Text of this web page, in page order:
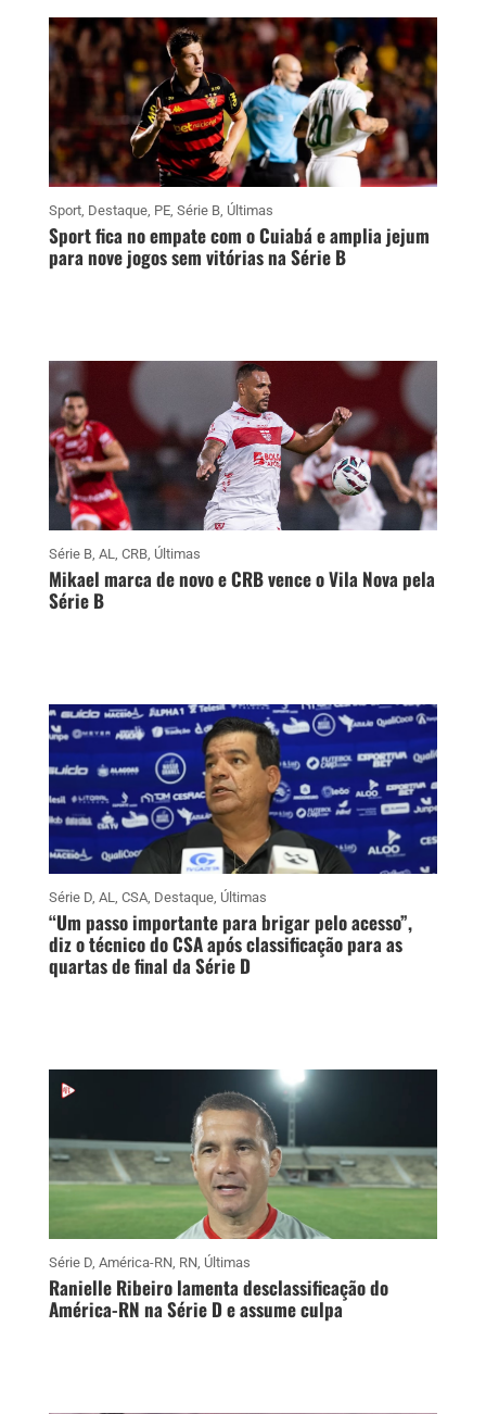
Sport, Destaque, PE, Série B, Últimas
Sport fica no empate com o Cuiabá e amplia jejum
para nove jogos sem vitórias na Série B
Série B, AL, CRB, Últimas
Mikael marca de novo e CRB vence o Vila Nova pela
Série B
Série D, AL, CSA, Destaque, Últimas
“Um passo importante para brigar pelo acesso”,
diz o técnico do CSA após classificação para as
quartas de final da Série D
Série D, América-RN, RN, Últimas
Ranielle Ribeiro lamenta desclassificação do
América-RN na Série D e assume culpa